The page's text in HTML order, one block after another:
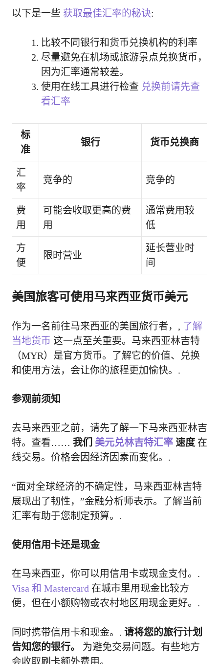
以下是一些 获取最佳汇率的秘诀:
比较不同银行和货币兑换机构的利率
尽量避免在机场或旅游景点兑换货币，
因为汇率通常较差。
使用在线工具进行检查 兑换前请先查
看汇率
标
准
银行 货币兑换商
汇
率
竞争的 竞争的
费
用
可能会收取更高的费
用
通常费用较
低
方
便
限时营业
延长营业时
间
美国旅客可使用马来西亚货币美元
作为一名前往马来西亚的美国旅行者，, 了解
当地货币 这一点至关重要。马来西亚林吉特
（MYR）是官方货币。了解它的价值、兑换
和使用方法，会让你的旅程更加愉快。.
参观前须知
去马来西亚之前，请先了解一下马来西亚林吉
特。查看…… 我们 美元兑林吉特汇率 速度 在
线交易。价格会因经济因素而变化。.
“面对全球经济的不确定性，马来西亚林吉特
展现出了韧性，”金融分析师表示。了解当前
汇率有助于您制定预算。.
使用信用卡还是现金
在马来西亚，你可以用信用卡或现金支付。.
Visa 和 Mastercard 在城市里用现金比较方
便，但在小额购物或农村地区用现金更好。.
同时携带信用卡和现金。. 请将您的旅行计划
告知您的银行。
为避免交易问题。有些地方
会收取刷卡额外费用。.